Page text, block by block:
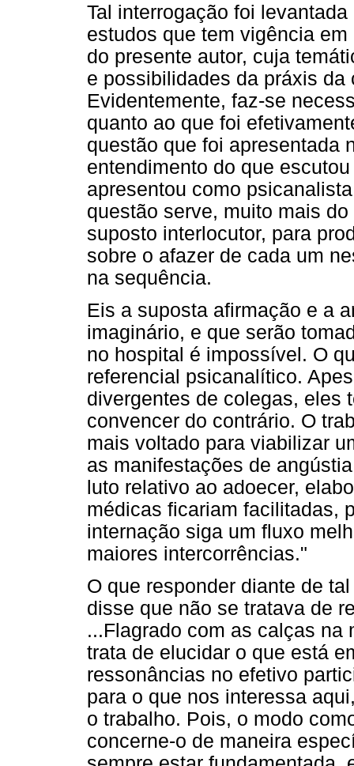
Tal interrogação foi
estudos que tem vigência
do presente autor, cuja
e possibilidades da práxis
Evidentemente, faz-se
quanto ao que foi
questão que foi apresentada
entendimento do que
apresentou como
questão serve, muito mais
suposto interlocutor, para
sobre o afazer de cada um
na sequência.
Eis a suposta afirmação e a
imaginário, e que serão
no hospital é impossível. O
referencial psicanalítico.
divergentes de colegas, eles
convencer do contrário. O
mais voltado para viabilizar
as manifestações de
luto relativo ao adoecer,
médicas ficariam facilitadas,
internação siga um fluxo
maiores intercorrências."
O que responder diante de
disse que não se tratava de
...Flagrado com as calças na
trata de elucidar o que está
ressonâncias no efetivo
para o que nos interessa
o trabalho. Pois, o modo
concerne-o de maneira